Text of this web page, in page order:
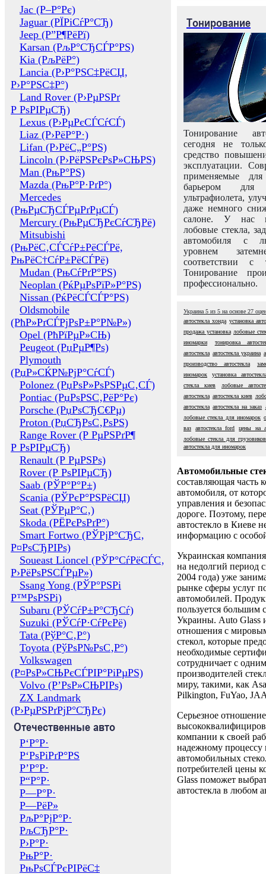
Jac (Р–Р°Рє)
Jaguar (РЇРіСѓР°СЂ)
Jeep (Р”Р¶РёРї)
Karsan (РљР°СЂСЃР°РЅ)
Kia (РљРёР°)
Lancia (Р›Р°РЅС‡РёСЏ,
Р›Р°РЅС‡Р°)
Land Rover (Р›РµРЅРґ
Р РѕРІРµСЂ)
Lexus (Р›РµРєСЃСѓСЃ)
Liaz (Р›РёР°Р·)
Lifan (Р›РёС„Р°РЅ)
Lincoln (Р›РёРЅРєРѕР»СЊРЅ)
Man (РњР°РЅ)
Mazda (РњР°Р·РґР°)
Mercedes
(РњРµСЂСЃРµРґРµСЃ)
Mercury (РњРµСЂРєСѓСЂРё)
Mitsubishi
(РњРёС‚СЃСѓР±РёСЃРё,
РњРёС†СѓР±РёСЃРё)
Mudan (РњСѓРґР°РЅ)
Neoplan (РќРµРѕРїР»Р°РЅ)
Nissan (РќРёСЃСЃР°РЅ)
Oldsmobile
(РћР»РґСЃРјРѕР±Р°Р№Р»)
Opel (РћРїРµР»СЊ)
Peugeot (РџРµР¶Рѕ)
Plymouth
(РџР»СЌР№РјР°СѓСЃ)
Polonez (РџРѕР»РѕРЅРµС‚СЃ)
Pontiac (РџРѕРЅС‚РёР°Рє)
Porsche (РџРѕСЂС€Рµ)
Proton (РџСЂРѕС‚РѕРЅ)
Range Rover (Р РµРЅРґР¶
Р РѕРІРµСЂ)
Renault (Р РµРЅРѕ)
Rover (Р РѕРІРµСЂ)
Saab (РЎР°Р°Р±)
Scania (РЎРєР°РЅРёСЏ)
Seat (РЎРµР°С‚)
Skoda (РЁРєРѕРґР°)
Smart Fortwo (РЎРјР°СЂС‚
Р¤РѕСЂРІРѕ)
Soueast Lioncel (РЎР°СѓРёСЃС‚
Р›РёРѕРЅСЃРµР»)
Ssang Yong (РЎР°РЅРі
Р™РѕРЅРі)
Subaru (РЎСѓР±Р°СЂСѓ)
Suzuki (РЎСѓР·СѓРєРё)
Tata (РўР°С‚Р°)
Toyota (РўРѕР№РѕС‚Р°)
Volkswagen
(Р¤РѕР»СЊРєСЃРІР°РіРµРЅ)
Volvo (Р’РѕР»СЊРІРѕ)
ZX Landmark
(Р›РµРЅРґРјР°СЂРє)
Отечественные авто
Р‘Р°Р·
Р‘РѕРіРґР°РЅ
Р’Р°Р·
Р“Р°Р·
Р—Р°Р·
Р—РёР»
РљР°РјР°Р·
РљСЂР°Р·
Р›Р°Р·
РњР°Р·
РњРѕСЃРєРІРёС‡
Тонирование
Тонирование
сегодня не
средство
эксплуатации.
применяемые
барьером для
ультрафиолета,
даже немного
салоне. У нас
лобовые стекла,
автомобиля с
уровнем
соответствии с
Тонирование
профессионально.
Украина 5 из 5 на основе 27
автостекла хонда установка
продажа установка лобовые
иномарки
тонировка
автостекла автостекла украина
производство автостекла
иномарок
установка
стекла киев
лобовые
автостекла автостекла киев
автостекла автостекла на заказ
лобовые стекла для иномарок
ваз
автостекла ford
цены на
лобовые стекла для грузовиков
автостекла для иномарок
Автомобильные
составляющая часть
автомобиля, от
управления и
дороге. Поэтому,
автостекло в Киеве
информацию с
Украинская
на недолгий период
2004 года) уже
рынке сферы услуг
автомобилей.
пользуется большим
Украины. Auto Glass
отношения с
стекол, которые
необходимые
сотрудничает с
производителей
миру, такими, как
Pilkington, FuYao,
Серьезное отношение
компании к своей
надежному процессу
автомобильных
потребителей цены
Glass поможет
автостекла в любом